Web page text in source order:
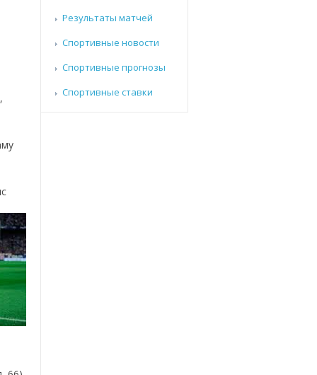
Результаты матчей
Спортивные новости
Спортивные прогнозы
Спортивные ставки